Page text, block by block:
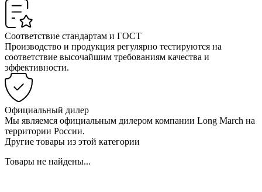
Соответствие стандартам и ГОСТ
Производство и продукция регулярно тестируются на
соответствие высочайшим требованиям качества и
эффективности.
Официальный дилер
Мы являемся официальным дилером компании Long March на
территории России.
Другие товары из этой категории
Товары не найдены...